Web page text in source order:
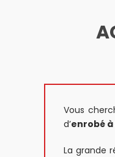
Vous
d’enrobé
La grande